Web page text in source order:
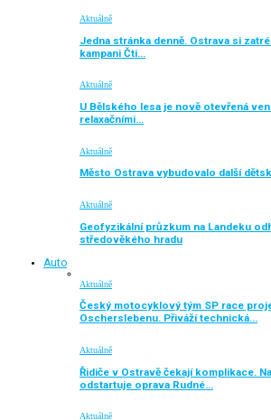
Aktuálně
Jedna stránka denně. Ostrava si
kampani Čti…
Aktuálně
U Bělského lesa je nově otevřená
relaxačními…
Aktuálně
Město Ostrava vybudovalo další
Aktuálně
Geofyzikální průzkum na Landeku
středověkého hradu
Auto
Aktuálně
Český motocyklový tým SP race
Oscherslebenu. Přiváží technická…
Aktuálně
Řidiče v Ostravě čekají komplikace.
odstartuje oprava Rudné…
Aktuálně